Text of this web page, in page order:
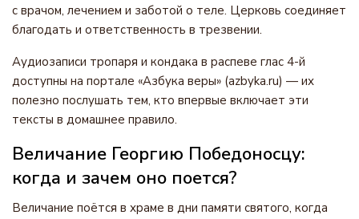
с врачом, лечением и заботой о теле. Церковь соединяет
благодать и ответственность в трезвении.
Аудиозаписи тропаря и кондака в распеве глас 4-й
доступны на портале «Азбука веры» (azbyka.ru) — их
полезно послушать тем, кто впервые включает эти
тексты в домашнее правило.
Величание Георгию Победоносцу:
когда и зачем оно поется?
Величание поётся в храме в дни памяти святого, когда